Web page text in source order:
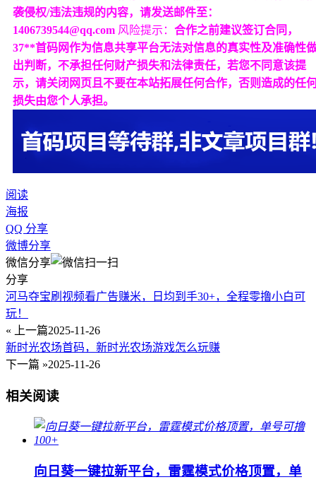
袭侵权/违法违规的内容，请发送邮件至：
1406739544@qq.com 风险提示： 合作之前建议签订合同，
37**首码网作为信息共享平台无法对信息的真实性及准确性
出判断，不承担任何财产损失和法律责任，若您不同意该提
示，请关闭网页且不要在本站拓展任何合作，否则造成的任
损失由您个人承担。
阅读
海报
QQ 分享
微博分享
微信分享
分享
河马夺宝刷视频看广告赚米，日均到手30+，全程零撸小白可
玩！
« 上一篇2025-11-26
新时光农场首码，新时光农场游戏怎么玩赚
下一篇 »2025-11-26
相关阅读
向日葵一键拉新平台，雷霆模式价格顶置，单